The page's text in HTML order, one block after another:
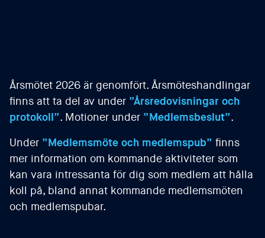
Årsmötet 2026 är genomfört. Årsmöteshandlingar
finns att ta del av under ”Årsredovisningar och
protokoll”. Motioner under ”Medlemsbeslut”.
Under ”Medlemsmöte och medlemspub” finns
mer information om kommande aktiviteter som
kan vara intressanta för dig som medlem att hålla
koll på, bland annat kommande medlemsmöten
och medlemspubar.